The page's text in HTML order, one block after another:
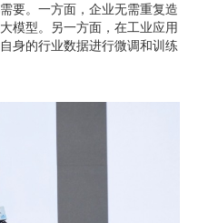
要。一方面，企业无需重复造
模型。另一方面，在工业应用
身的行业数据进行微调和训练